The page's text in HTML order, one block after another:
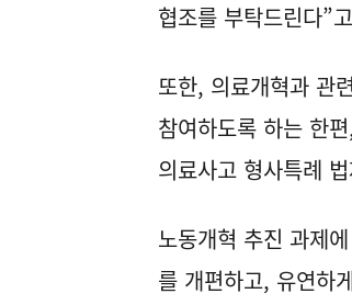
협조를 부탁드린다”
또한, 의료개혁과 관
참여하도록 하는 한
의료사고 형사특례
노동개혁 추진 과제
를 개편하고, 유연하